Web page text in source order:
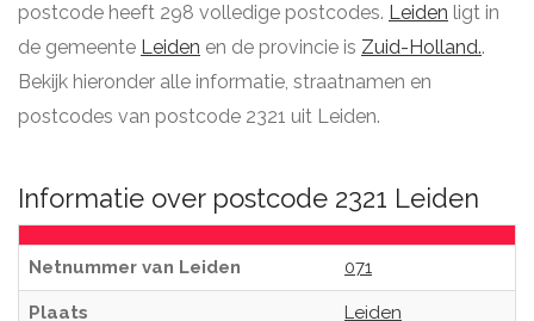
postcode heeft 298 volledige postcodes. Leiden ligt in
de gemeente Leiden en de provincie is Zuid-Holland..
Bekijk hieronder alle informatie, straatnamen en
postcodes van postcode 2321 uit Leiden.
Informatie over postcode 2321 Leiden
Netnummer van Leiden 071
Plaats Leiden